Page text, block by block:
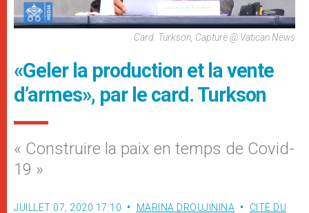
Card. Turkson, Capture @ Vatican News
«Geler la production et la vente
d’armes», par le card. Turkson
« Construire la paix en temps de Covid-
19 »
JUILLET 07, 2020 17:10 MARINA DROUJININA
CITÉ DU